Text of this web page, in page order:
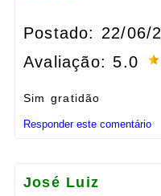
Postado: 22/06/
Avaliação: 5.0
Sim gratidão
Responder este comentário
José Luiz